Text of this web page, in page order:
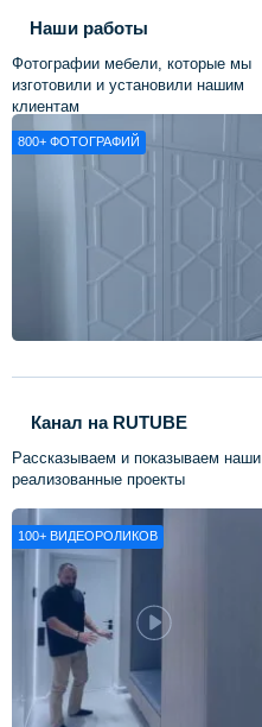
Наши работы
Фотографии мебели, которые мы
изготовили и установили нашим
клиентам
800+ ФОТОГРАФИЙ
Канал на RUTUBE
Рассказываем и показываем наши
реализованные проекты
100+ ВИДЕОРОЛИКОВ